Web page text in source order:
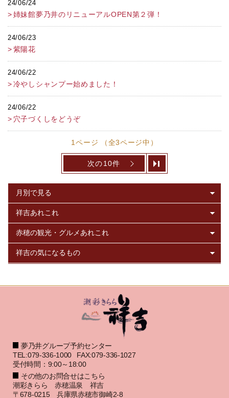
24/06/24
姉妹館夢乃井のリニューアルOPEN第２弾！
24/06/23
紫陽花
24/06/22
冷やしシャンプー始めました！
24/06/22
穴子づくしをどうぞ
1ページ （全3ページ中）
次の10件
夢乃井グループ予約センター
TEL:079-336-1000
FAX:079-336-1027
受付時間：9:00～18:00
その他のお問合せはこちら
潮彩きらら 赤穂温泉 祥吉
〒678-0215 兵庫県赤穂市御崎2-8